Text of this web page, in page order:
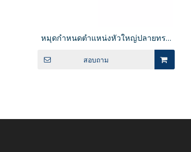
หมุดกำหนดตำแหน่งหัวใหญ่ปลายทรง
สอบถาม